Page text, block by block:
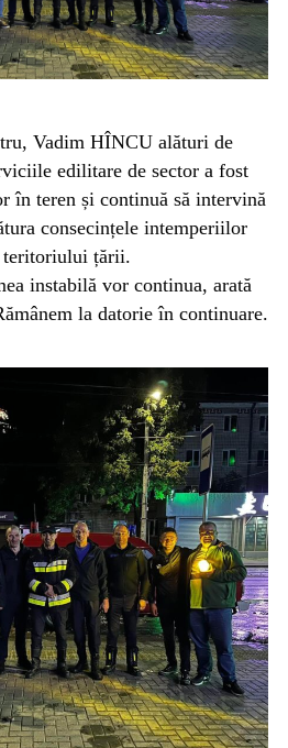
Vadim HÎNCU alături de
edilitare de sector a fost
în teren și continuă să intervină
consecințele intemperiilor
teritoriului țării.
instabilă vor continua, arată
la datorie în continuare.